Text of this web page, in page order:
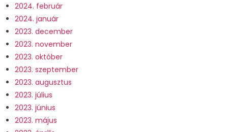
2024. február
2024. január
2023. december
2023. november
2023. október
2023. szeptember
2023. augusztus
2023. július
2023. június
2023. május